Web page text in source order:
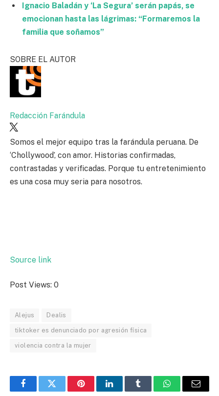
Ignacio Baladán y ‘La Segura’ serán papás, se
emocionan hasta las lágrimas: “Formaremos la
familia que soñamos”
SOBRE EL AUTOR
Redacción Farándula
Somos el mejor equipo tras la farándula peruana. De
‘Chollywood’, con amor. Historias confirmadas,
contrastadas y verificadas. Porque tu entretenimiento
es una cosa muy seria para nosotros.
Source link
Post Views: 0
Alejus Dealis
tiktoker es denunciado por agresión física
violencia contra la mujer
FacebookTwitter PinterestLinkedInTumblr WhatsAppEmail